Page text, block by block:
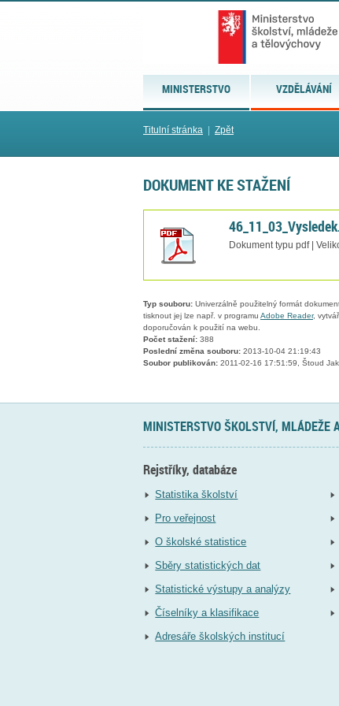
MINISTERSTVO VZDĚLÁVÁNÍ
Titulní stránka Zpět
DOKUMENT KE STAŽENÍ
Dokument typu pdf |
Typ souboru: Univerzálně použitelný formát
tisknout jej lze např. v programu Adobe Reader,
doporučován k použití na webu.
Počet stažení: 388
Poslední změna souboru: 2013-10-04 21:19:43
Soubor publikován: 2011-02-16 17:51:59, Štoud
MINISTERSTVO ŠKOLSTVÍ, MLÁDEŽE
Rejstříky, databáze
Statistika školství
Pro veřejnost
O školské statistice
Sběry statistických dat
Statistické výstupy a analýzy
Číselníky a klasifikace
Adresáře školských institucí